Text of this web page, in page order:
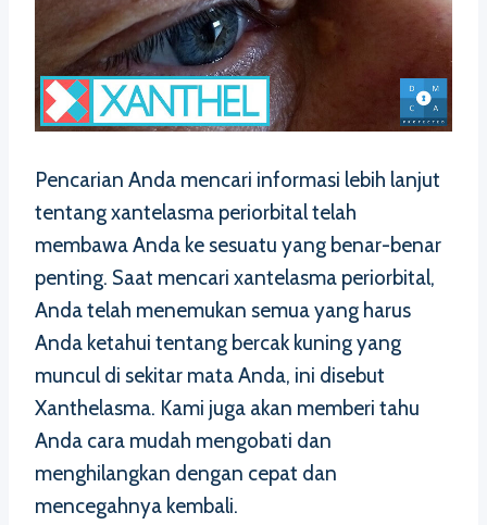
Pencarian Anda mencari informasi lebih lanjut
tentang xantelasma periorbital telah
membawa Anda ke sesuatu yang benar-benar
penting. Saat mencari xantelasma periorbital,
Anda telah menemukan semua yang harus
Anda ketahui tentang bercak kuning yang
muncul di sekitar mata Anda, ini disebut
Xanthelasma. Kami juga akan memberi tahu
Anda cara mudah mengobati dan
menghilangkan dengan cepat dan
mencegahnya kembali.